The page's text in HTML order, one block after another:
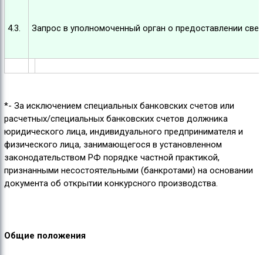
4.3. Запрос в уполномоченный орган о предоставлении
*- За исключением специальных банковских счетов или
расчетных/специальных банковских счетов должника
юридического лица, индивидуального предпринимателя и
физического лица, занимающегося в установленном
законодательством РФ порядке частной практикой,
признанными несостоятельными (банкротами) на основании
документа об открытии конкурсного производства.
Общие положения